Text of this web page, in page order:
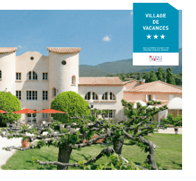
€
518
€
462
€
Gratuit*
574
€
511
€
385
€
Gratuit